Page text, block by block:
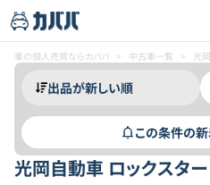
車の個人売買ならカババ > 中古車一覧 > 光
この条件の
光岡自動車 ロックスタ